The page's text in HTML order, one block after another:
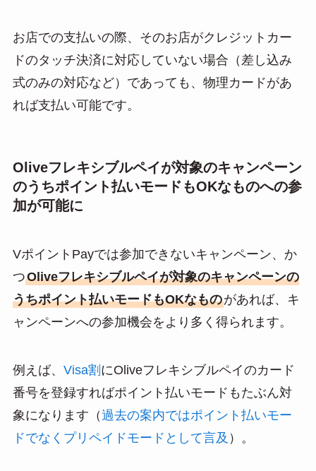
お店での支払いの際、そのお店がクレジットカー
ドのタッチ決済に対応していない場合（差し込み
式のみの対応など）であっても、物理カードがあ
れば支払い可能です。
Oliveフレキシブルペイが対象のキャンペーン
のうちポイント払いモードもOKなものへの参
加が可能に
VポイントPayでは参加できないキャンペーン、か
つOliveフレキシブルペイが対象のキャンペーンの
うちポイント払いモードもOKなものがあれば、キ
ャンペーンへの参加機会をより多く得られます。
例えば、 Visa割 にOliveフレキシブルペイのカード
番号を登録すればポイント払いモードもたぶん対
象になります（過去の案内ではポイント払いモー
ドでなくプリペイドモードとして言及 ）。